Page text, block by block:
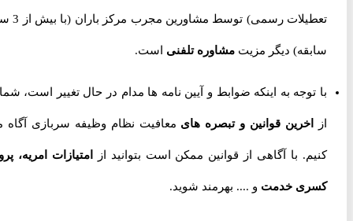
تعطیلات رسمی) توسط مشاورین مجرب مرکز باران (با بیش از 3 سال
سابقه) دیگر مزیت مشاوره تلفنیاست.
با توجه به اینکه ضوابط و آیین نامه ها مدام در حال تغییر است، شما را
اخرین قوانین و تبصره هایمعافیت نظام وظیفه سربازی آگاه می
کنیم. با آگاهی از قوانین ممکن است بتوانید ازامتیازات امریه، پروژه
کسری خدمتو .... بهرمند شوید.